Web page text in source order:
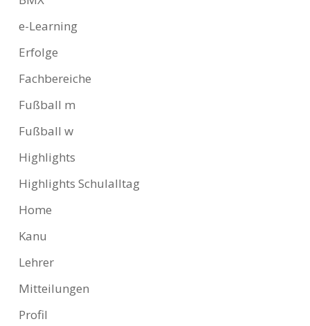
e-Learning
Erfolge
Fachbereiche
Fußball m
Fußball w
Highlights
Highlights Schulalltag
Home
Kanu
Lehrer
Mitteilungen
Profil